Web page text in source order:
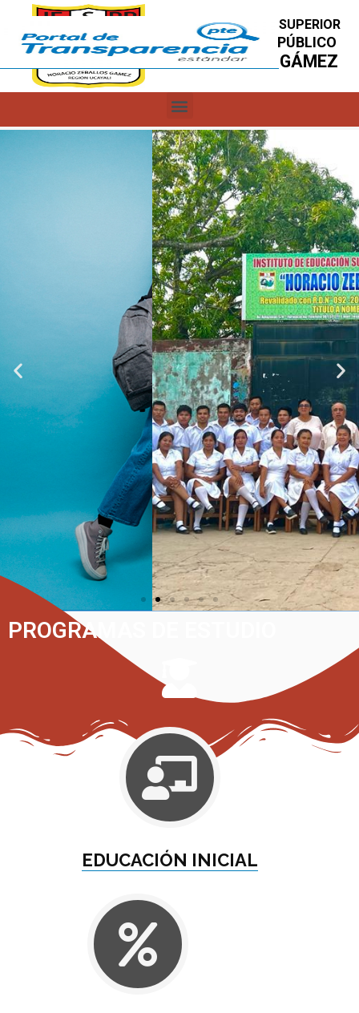
INSTITUTO DE EDUCACIÓN SUPERIOR
SUPERIOR PEDAGÓGICO PÚBLICO
HORACIO ZEBALLOS GÁMEZ
PROGRAMAS DE ESTUDIO
EDUCACIÓN INICIAL